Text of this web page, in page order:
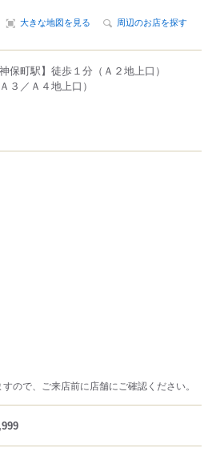
大きな地図を見る 周辺のお店を探す
町駅】徒歩１分（Ａ２地上口）
３／Ａ４地上口）
ので、ご来店前に店舗にご確認ください。